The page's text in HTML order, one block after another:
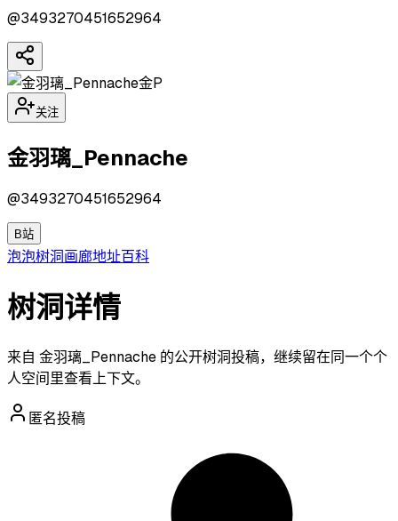
@3493270451652964
金P
关注
金羽璃_Pennache
@3493270451652964
B站
泡泡树洞画廊地址百科
树洞详情
来自 金羽璃_Pennache 的公开树洞投稿，继续留在同一个个
人空间里查看上下文。
匿名投稿